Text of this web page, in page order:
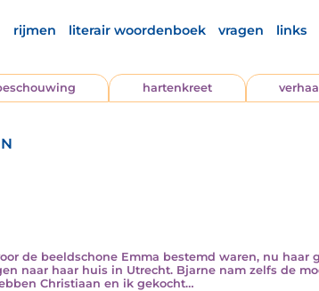
rijmen literair woordenboek vragen links
hartenkreet
de beeldschone Emma bestemd waren, nu
naar haar huis in Utrecht. Bjarne nam zelfs de
Christiaan en ik gekocht…